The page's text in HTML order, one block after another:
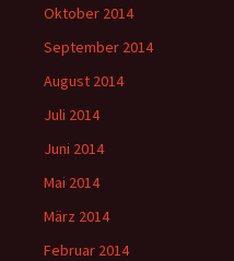
Oktober 2014
September 2014
August 2014
Juli 2014
Juni 2014
Mai 2014
März 2014
Februar 2014